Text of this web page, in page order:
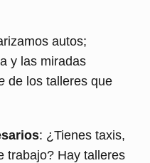
autos;
y las miradas
de los talleres que
: ¿Tienes taxis,
trabajo? Hay talleres